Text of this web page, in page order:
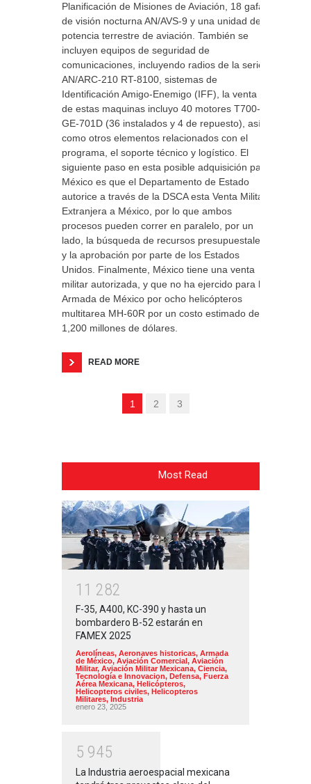
Planificación de Misiones de Aviación, 18 gafas
de visión nocturna AN/AVS-9 y una unidad de
potencia terrestre de aviación. También se
incluyen equipos de seguridad de
comunicaciones, incluyendo radios de la serie
AN/ARC-210 RT-8100, sistemas de
Identificación Amigo-Enemigo (IFF), la venta
de estas maquinas incluyo 40 motores T700-
GE-701D (36 instalados y 4 de repuesto), así
como otros elementos relacionados con el
programa, el soporte técnico y logístico. El
siguiente paso en esta posible adquisición para
México es que el Departamento de Estado
autorice a través de la DSCA esta Venta Militar
Extranjera a México, por lo que ambos
procesos pueden correr en paralelo, por un
lado, la búsqueda de recursos presupuestales
y la aprobación por parte de los Estados
Unidos. Finalmente, México tiene una venta
militar autorizada, y que no ha ejercido para la
Armada de México por ocho helicópteros
multitarea MH-60R por un costo estimado de
1,200 millones de dólares.
READ MORE
1 2 3
Most Read
1 1 282
F-35, A400, KC-390 y hasta un
bombardero B-52 estarán en
FAMEX 2025
Aerolíneas, Aeronaves historicas, Armada
de México, Aviación Comercial, Aviación
Militar, Aviación Militar Mexicana, Ciencia,
Tecnología e Innovacion, Defensa, Fuerza
Aérea Mexicana, Helicópteros,
Helicopteros civiles, Helicopteros
Militares, Industria
enero 23, 2025
5 945
La Industria aeroespacial mexicana